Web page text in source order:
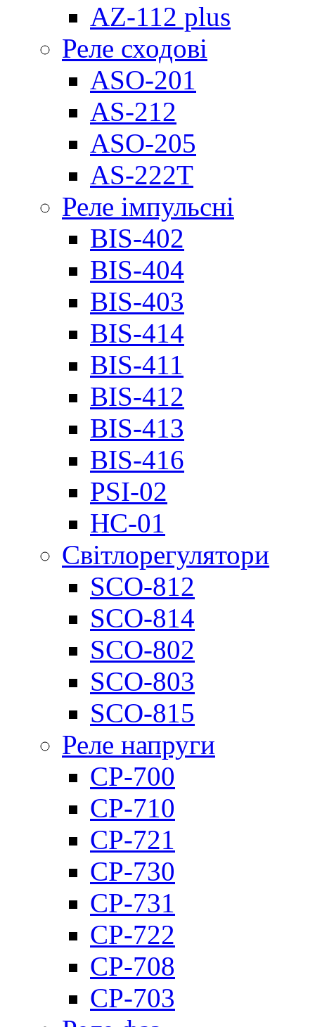
AZ-112 plus
Реле сходові
ASO-201
AS-212
ASO-205
AS-222T
Реле імпульсні
BIS-402
BIS-404
BIS-403
BIS-414
BIS-411
BIS-412
BIS-413
BIS-416
PSI-02
НС-01
Світлорегулятори
SCO-812
SCO-814
SCO-802
SCO-803
SCO-815
Реле напруги
CP-700
CP-710
CP-721
CP-730
CP-731
CP-722
CP-708
CP-703